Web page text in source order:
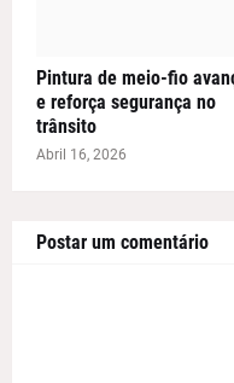
Pintura de meio-fio
e reforça segurança no
trânsito
Abril 16, 2026
Postar um comentário